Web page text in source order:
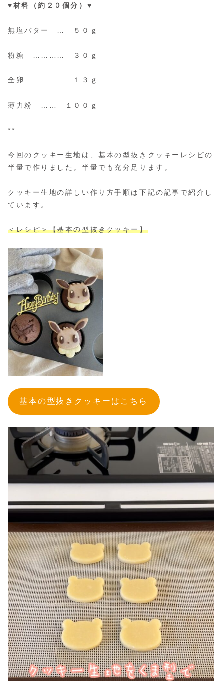
♥材料（約２０個分）♥
無塩バター … ５０ｇ
粉糖 ………… ３０ｇ
全卵 ………… １３ｇ
薄力粉 …… １００ｇ
**
今回のクッキー生地は、基本の型抜きクッキーレシピの
半量で作りました。半量でも充分足ります。
クッキー生地の詳しい作り方手順は下記の記事で紹介し
ています。
＜レシピ＞【基本の型抜きクッキー】
基本の型抜きクッキーはこちら